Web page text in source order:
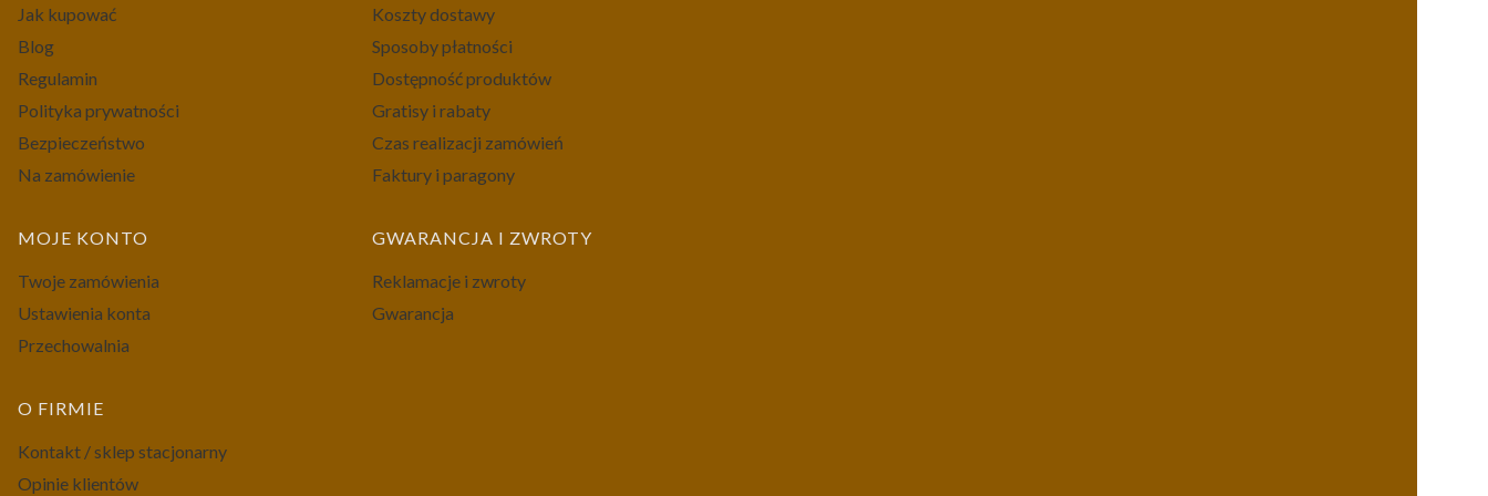
Jak kupować
Blog
Regulamin
Polityka prywatności
Bezpieczeństwo
Na zamówienie
Koszty dostawy
Sposoby płatności
Dostępność produktów
Gratisy i rabaty
Czas realizacji zamówień
Faktury i paragony
MOJE KONTO
Twoje zamówienia
Ustawienia konta
Przechowalnia
GWARANCJA I ZWROTY
Reklamacje i zwroty
Gwarancja
O FIRMIE
Kontakt / sklep stacjonarny
Opinie klientów